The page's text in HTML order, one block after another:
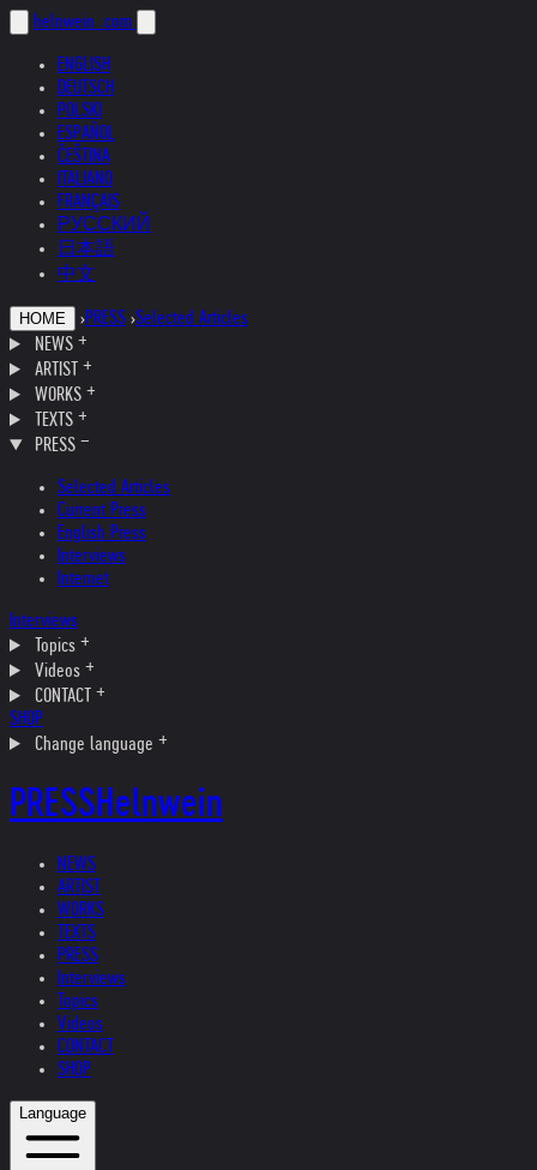
helnwein .com
ENGLISH
DEUTSCH
POLSKI
ESPAÑOL
ČEŠTINA
ITALIANO
FRANÇAIS
РУССКИЙ
日本語
中文
HOME ›PRESS ›Selected Articles
NEWS
ARTIST
WORKS
TEXTS
PRESS
Selected Articles
Current Press
English Press
Interviews
Internet
Interviews
Topics
Videos
CONTACT
SHOP
Change language
PRESSHelnwein
NEWS
ARTIST
WORKS
TEXTS
PRESS
Interviews
Topics
Videos
CONTACT
SHOP
Language